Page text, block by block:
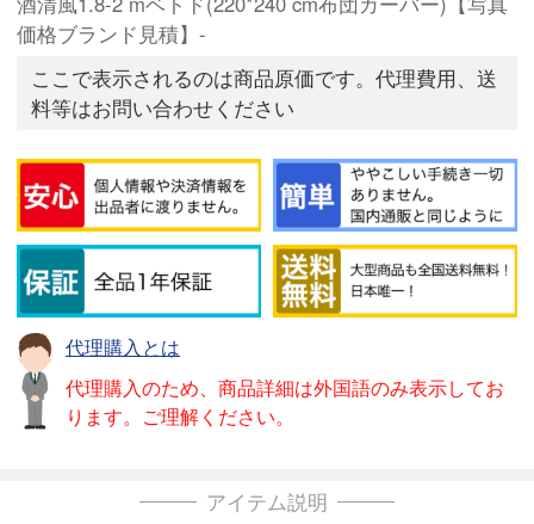
価格ブランド見積】-
ここで表示されるのは商品原価です。代理費用、送
料等はお問い合わせください
代理購入とは
代理購入のため、商品詳細は外国語のみ表示してお
ります。ご理解ください。
アイテム説明